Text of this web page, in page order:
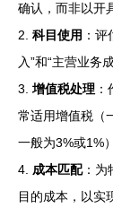
确认，而非以开
2. 科目使用 ：
入”和“主营业务
3. 增值税处理
常适用增值税（
一般为3%或1%
4. 成本匹配：为
目的成本，以实